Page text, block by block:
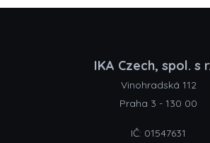
IKA Czech, spol. s
Vinohradská 112
Praha 3 - 130 00
IČ: 01547631